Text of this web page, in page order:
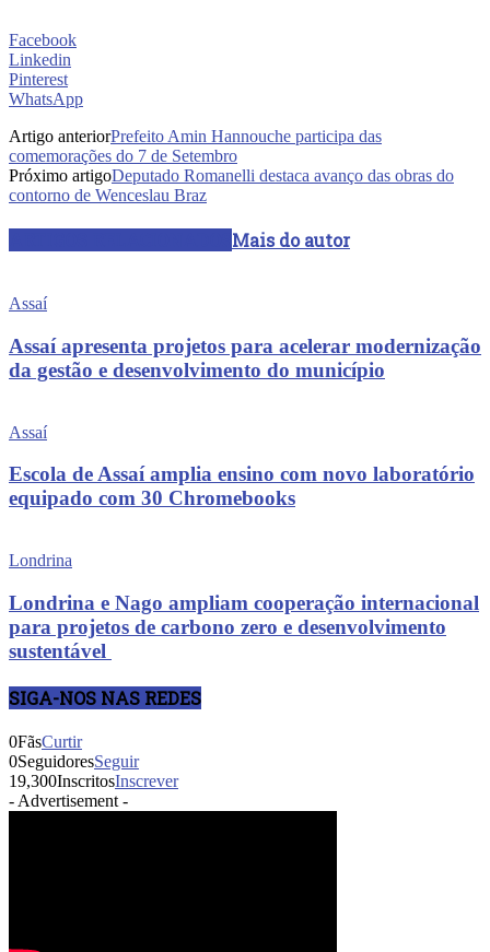
Facebook
Linkedin
Pinterest
WhatsApp
Artigo anteriorPrefeito Amin Hannouche participa das
comemorações do 7 de Setembro
Próximo artigoDeputado Romanelli destaca avanço das obras do
contorno de Wenceslau Braz
Mais do autor
Assaí
Assaí apresenta projetos para acelerar modernização
da gestão e desenvolvimento do município
Assaí
Escola de Assaí amplia ensino com novo laboratório
equipado com 30 Chromebooks
Londrina
Londrina e Nago ampliam cooperação internacional
para projetos de carbono zero e desenvolvimento
sustentável
SIGA-NOS NAS REDES
0FãsCurtir
0SeguidoresSeguir
19,300InscritosInscrever
- Advertisement -